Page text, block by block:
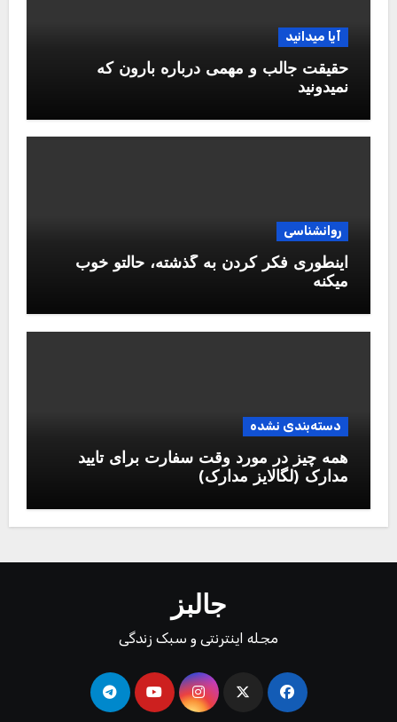
آیا میدانید
حقیقت جالب و مهمی درباره بارون که
نمیدونید
روانشناسی
اینطوری فکر کردن به گذشته، حالتو خوب
میکنه
دسته‌بندی نشده
همه چیز در مورد وقت سفارت برای تایید
مدارک (لگالایز مدارک)
جالبز
مجله اینترنتی و سبک زندگی